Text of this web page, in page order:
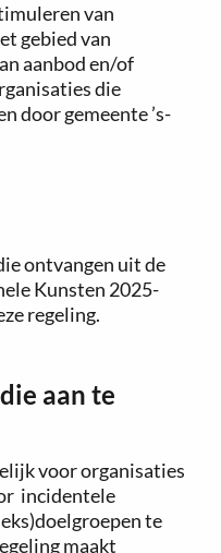
van
gebied van
aanbod en/of
die
door gemeente ’s-
ontvangen uit de
Kunsten 2025-
regeling.
aan te
voor organisaties
incidentele
te
maakt